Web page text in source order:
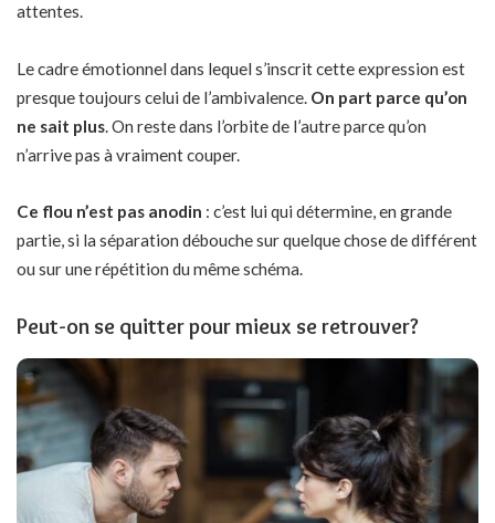
attentes.
Le cadre émotionnel dans lequel s’inscrit cette expression est
presque toujours celui de l’ambivalence. On part parce qu’on
ne sait plus. On reste dans l’orbite de l’autre parce qu’on
n’arrive pas à vraiment couper.
Ce flou n’est pas anodin : c’est lui qui détermine, en grande
partie, si la séparation débouche sur quelque chose de différent
ou sur une répétition du même schéma.
Peut-on se quitter pour mieux se retrouver?